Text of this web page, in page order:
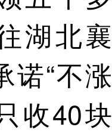
湖北襄
诺“不涨
收40块